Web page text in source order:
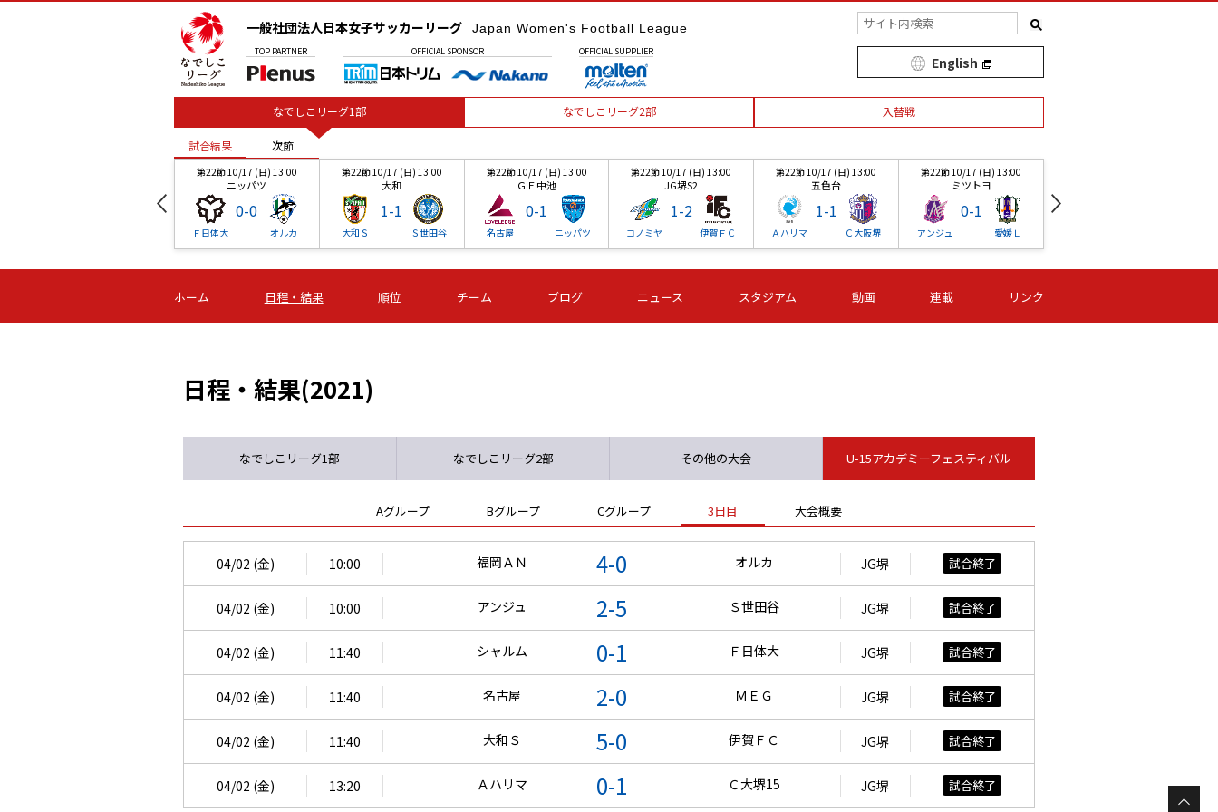
一般社団法人日本女子サッカーリーグ Japan Women's Football League
TOP PARTNER OFFICIAL SPONSOR OFFICIAL SUPPLIER
English
なでしこリーグ1部 なでしこリーグ2部 入替戦
試合結果 次節
第22節 10/17 (日) 13:00
ニッパツ
Ｆ日体大
0-0
オルカ
第22節 10/17 (日) 13:00
大和
大和Ｓ
1-1
Ｓ世田谷
第22節 10/17 (日) 13:00
ＧＦ中池
名古屋
0-1
ニッパツ
第22節 10/17 (日) 13:00
JG堺S2
コノミヤ
1-2
伊賀ＦＣ
第22節 10/17 (日) 13:00
五色台
Ａハリマ
1-1
Ｃ大阪堺
第22節 10/17 (日) 13:00
ミツトヨ
アンジュ
0-1
愛媛Ｌ
0-1
第22節 10/17 (日) 13:00
ニッパツ
0-0
第22節 10/17 (日) 13:00
大和
1-1
第22節 10/17 (日) 13:00
ＧＦ中池
0-1
JG堺S2
1-2
第22節 10/17 (日) 13:00
1-1
第22節 10/17 (日) 13:00
ミツトヨ
0-1 0-0
試合結果 次節
試合結果 次節
ホーム 日程・結果 順位 チーム ブログ ニュース スタジアム 動画 連載 リンク
日程・結果(2021)
なでしこリーグ1部 なでしこリーグ2部 その他の大会 U-15アカデミーフェスティバル
Aグループ Bグループ Cグループ 3日目 大会概要
04/02 (金) 10:00 福岡ＡＮ 4-0 オルカ JG堺 試合終了
04/02 (金) 10:00 アンジュ 2-5 Ｓ世田谷 JG堺 試合終了
04/02 (金) 11:40 シャルム 0-1 Ｆ日体大 JG堺 試合終了
04/02 (金) 11:40 名古屋 2-0 ＭＥＧ JG堺 試合終了
04/02 (金) 11:40 大和Ｓ 5-0 伊賀ＦＣ JG堺 試合終了
04/02 (金) 13:20 Ａハリマ 0-1 Ｃ大堺15 JG堺 試合終了